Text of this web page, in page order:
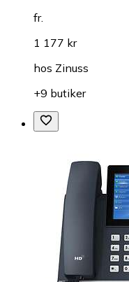
fr.
1 177 kr
hos Zinuss
+9 butiker